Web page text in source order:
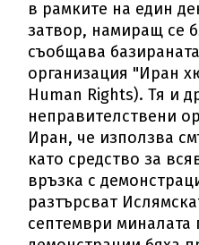
в рамките на един
затвор, намиращ се
съобщава
организация "Иран
Human Rights). Тя и
неправителствени
Иран, че използва
като средство за
връзка с
разтърсват
септември миналата